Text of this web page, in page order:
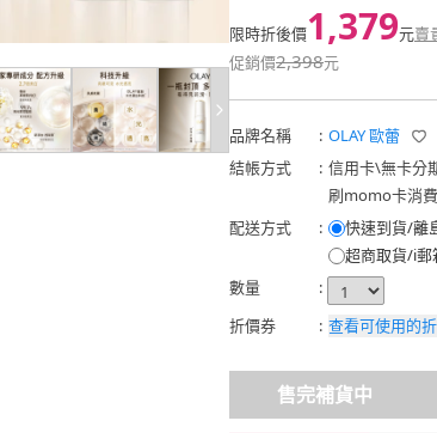
限時折後價1,379元賣
促銷價2,398元
品牌名稱 : OLAY 歐蕾
結帳方式
: 信用卡\無卡分
刷momo卡消
配送方式
:
快速到貨/離
超商取貨/i郵
數量
:
折價券
: 查看可使用的
售完補貨中